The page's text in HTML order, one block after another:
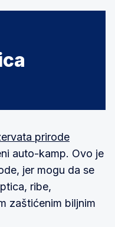
prirode
auto-kamp. Ovo je
jer mogu da se
ribe,
zaštićenim biljnim